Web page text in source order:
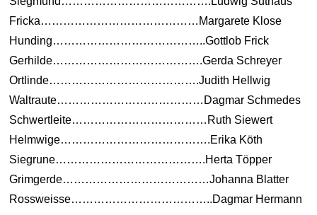
Fricka……………………………………Margarete Klose
Hunding…………………………………..Gottlob Frick
Gerhilde………………………………….Gerda Schreyer
Ortlinde………………………………….Judith Hellwig
Waltraute…………………………………Dagmar Schmedes
Schwertleite………………………………Ruth Siewert
Helmwige………………………………….Erika Köth
Siegrune………………………………….Herta Töpper
Grimgerde…………………………………Johanna Blatter
Rossweisse………………………………..Dagmar Hermann